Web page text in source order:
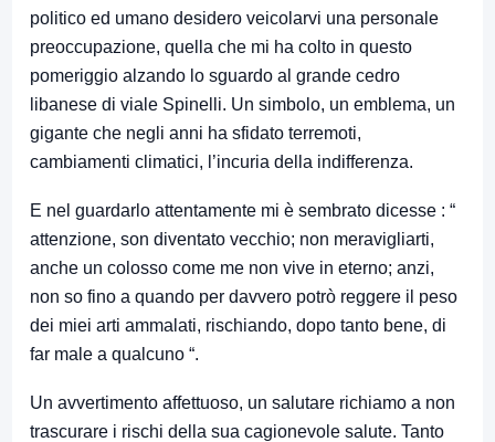
politico ed umano desidero veicolarvi una personale
preoccupazione, quella che mi ha colto in questo
pomeriggio alzando lo sguardo al grande cedro
libanese di viale Spinelli. Un simbolo, un emblema, un
gigante che negli anni ha sfidato terremoti,
cambiamenti climatici, l’incuria della indifferenza.
E nel guardarlo attentamente mi è sembrato dicesse : “
attenzione, son diventato vecchio; non meravigliarti,
anche un colosso come me non vive in eterno; anzi,
non so fino a quando per davvero potrò reggere il peso
dei miei arti ammalati, rischiando, dopo tanto bene, di
far male a qualcuno “.
Un avvertimento affettuoso, un salutare richiamo a non
trascurare i rischi della sua cagionevole salute. Tanto